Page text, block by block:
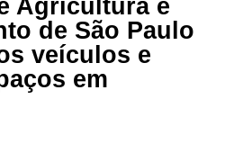
Agricultura e
de São Paulo
veículos e
em